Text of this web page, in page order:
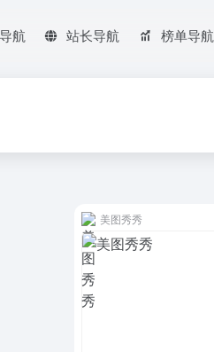
航 站长导航 榜单导航
美图秀秀